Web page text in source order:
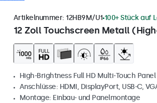
12 Zoll Touchscreen Metall
Artikelnummer: 12HB9M/U1 100+ Stück auf
High-Brightness Full HD Multi-Touch Panel
Anschlüsse: HDMI, DisplayPort, USB-C,
Montage: Einbau- und Panelmontage